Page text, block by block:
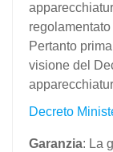
Pertanto
visione del
Decreto
Garanzia: La